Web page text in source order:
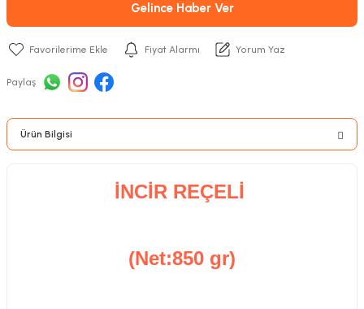
Gelince Haber Ver
Fiyat Alarmı Yorum Yaz
Paylaş
Ürün Bilgisi
İNCİR REÇELİ
(Net:850 gr)